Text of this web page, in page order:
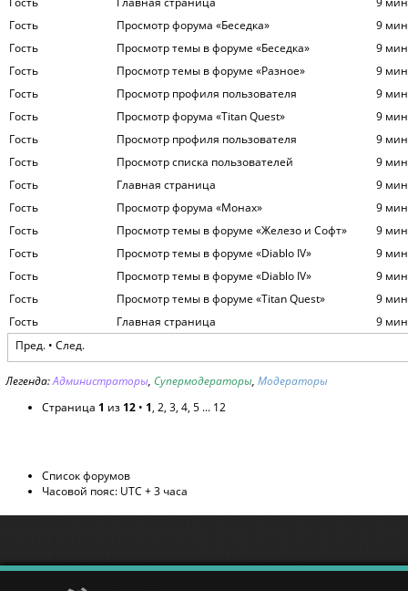
Гость
Просмотр форума «Беседка»
9
Гость
Просмотр темы в форуме «Беседка»
9
Гость
Просмотр темы в форуме «Разное»
9
Гость
Просмотр профиля пользователя
9
Гость
Просмотр форума «Titan Quest»
9
Гость
Просмотр профиля пользователя
9
Гость
Просмотр списка пользователей
9
Гость
Главная страница
9
Гость
Просмотр форума «Монах»
9
Гость
Просмотр темы в форуме «Железо и Софт»
9
Гость
Просмотр темы в форуме «Diablo IV»
9
Гость
Просмотр темы в форуме «Diablo IV»
9
Гость
Просмотр темы в форуме «Titan Quest»
9
Гость
Главная страница
9
Пред. • След.
Легенда:Администраторы, Супермодераторы, Модераторы
Страница 1 из 12 • 1, 2, 3, 4, 5 ... 12
Список форумов
Часовой пояс: UTC + 3 часа